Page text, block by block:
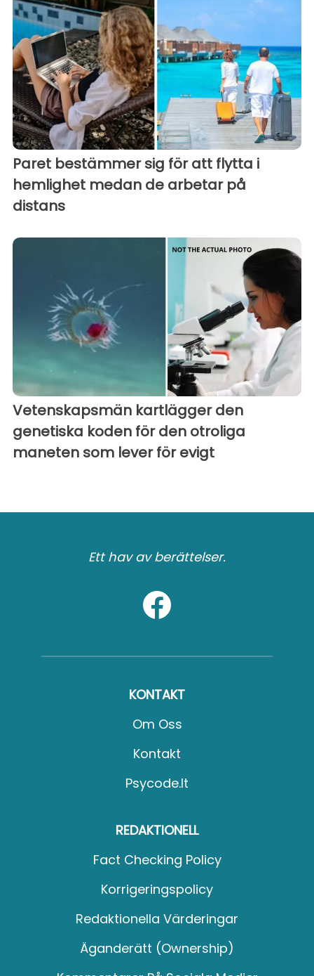
Paret bestämmer sig för att flytta i
hemlighet medan de arbetar på
distans
Vetenskapsmän kartlägger den
genetiska koden för den otroliga
maneten som lever för evigt
Ett hav av berättelser.
KONTAKT
Om Oss
Kontakt
Psycode.it
REDAKTIONELL
Fact Checking Policy
Korrigeringspolicy
Redaktionella Värderingar
Äganderätt (Ownership)